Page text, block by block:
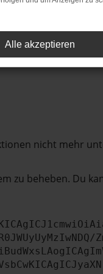
in einem
nicht mehr
zu beheben. Du
Alle akzeptieren